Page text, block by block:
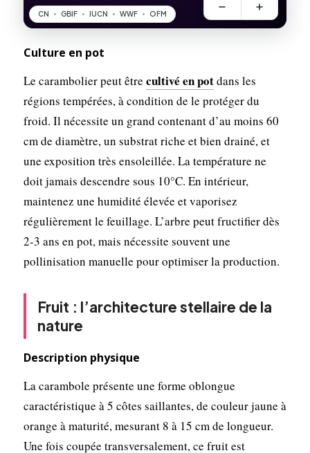
Culture en pot
Le carambolier peut être cultivé en potdans les
régions tempérées, à condition de le protéger du
froid. Il nécessite un grand contenant d’au moins 60
cm de diamètre, un substrat riche et bien drainé, et
une exposition très ensoleillée. La température ne
doit jamais descendre sous 10°C. En intérieur,
maintenez une humidité élevée et vaporisez
régulièrement le feuillage. L’arbre peut fructifier dès
2-3 ans en pot, mais nécessite souvent une
pollinisation manuelle pour optimiser la production.
Fruit : l’architecture stellaire de la
nature
Description physique
La carambole présente une forme oblongue
caractéristique à 5 côtes saillantes, de couleur jaune à
orange à maturité, mesurant 8 à 15 cm de longueur.
Une fois coupée transversalement, ce fruit est